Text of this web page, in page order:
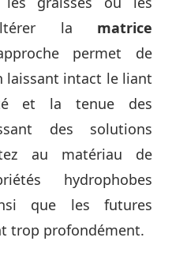
la matrice
permet de
laissant intact le liant
et la tenue des
des solutions
au matériau de
hydrophobes
que les futures
trop profondément.